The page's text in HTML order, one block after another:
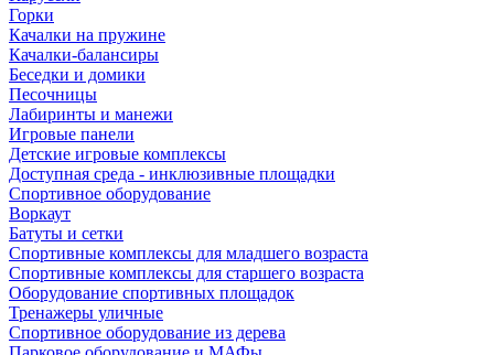
Горки
Качалки на пружине
Качалки-балансиры
Беседки и домики
Песочницы
Лабиринты и манежи
Игровые панели
Детские игровые комплексы
Доступная среда - инклюзивные площадки
Спортивное оборудование
Воркаут
Батуты и сетки
Спортивные комплексы для младшего возраста
Спортивные комплексы для старшего возраста
Оборудование спортивных площадок
Тренажеры уличные
Спортивное оборудование из дерева